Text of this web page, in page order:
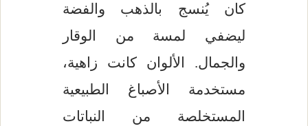
كان يُنسج بالذهب والفضة
ليضفي لمسة من الوقار
والجمال. الألوان كانت زاهية،
مستخدمة الأصباغ الطبيعية
المستخلصة من النباتات